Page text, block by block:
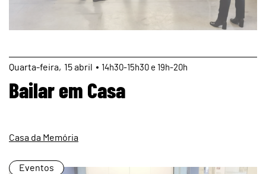
page
15abril
Quarta 14h30-15h30 e 19h-20h
Bailar em Casa
Casa da Memória
Eventos